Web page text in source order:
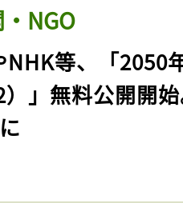
NGO
NHK等、「2050
」無料公開開